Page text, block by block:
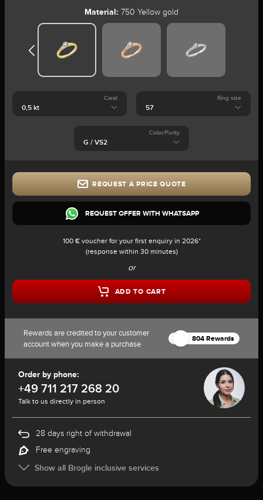
Material: 750 Yellow gold
Carat Ring size
Color/Purity
REQUEST A PRICE QUOTE
REQUEST OFFER WITH WHATSAPP
100 € voucher for your first enquiry in 2026*
(response within 30 minutes)
or
ADD TO CART
Rewards are credited to your customer
account when you make a purchase
804 Rewards
Order by phone:
+49 711 217 268 20
Talk to us directly in person
28 days right of withdrawal
Free engraving
Show all Brogle inclusive services